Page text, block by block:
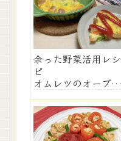
余った野菜活用レシ
ピ
オムレツのオーブン